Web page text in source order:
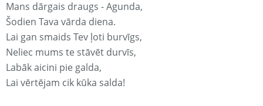
Mans dārgais draugs - Agunda,
Šodien Tava vārda diena.
Lai gan smaids Tev ļoti burvīgs,
Neliec mums te stāvēt durvīs,
Labāk aicini pie galda,
Lai vērtējam cik kūka salda!